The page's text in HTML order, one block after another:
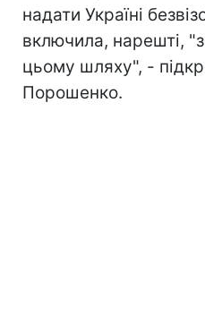
надати Україні
включила, нарешті,
цьому шляху", -
Порошенко.